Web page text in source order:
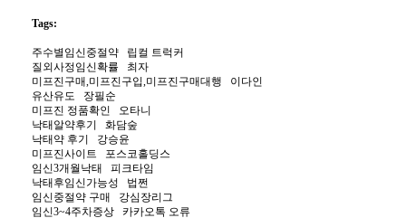
Tags:
주수별임신중절약
립컬 트럭커
질외사정임신확률
최자
미프진구매,미프진구입,미프진구매대행
이다인
유산유도
장필순
미프진 정품확인
오타니
낙태알약후기
화담숲
낙태약 후기
강승윤
미프진사이트
포스코홀딩스
임신3개월낙태
피크타임
낙태후임신가능성
법쩐
임신중절약 구매
강심장리그
임신3~4주차증상
카카오톡 오류